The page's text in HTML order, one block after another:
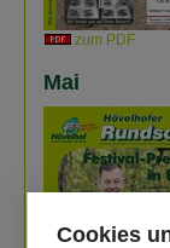
Cookies
zum PDF
Mai